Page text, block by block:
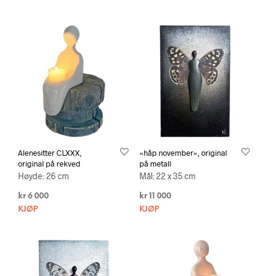
Alenesitter CLXXX,
original på rekved
Høyde: 26 cm
kr 6 000
KJØP
«håp november», original
på metall
Mål: 22 x 35 cm
kr11 000
KJØP